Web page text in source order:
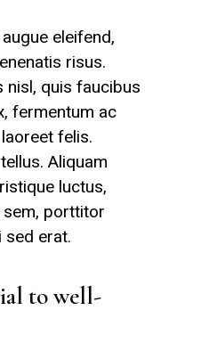
eleifend,
risus.
nisl, quis faucibus
fermentum ac
felis.
Aliquam
luctus,
porttitor
erat.
to well-